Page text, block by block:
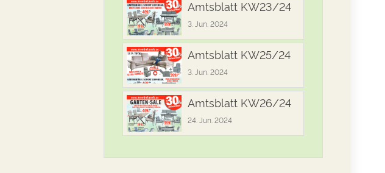
Amtsblatt KW23/24
3. Jun. 2024
Amtsblatt KW25/24
3. Jun. 2024
Amtsblatt KW26/24
24. Jun. 2024